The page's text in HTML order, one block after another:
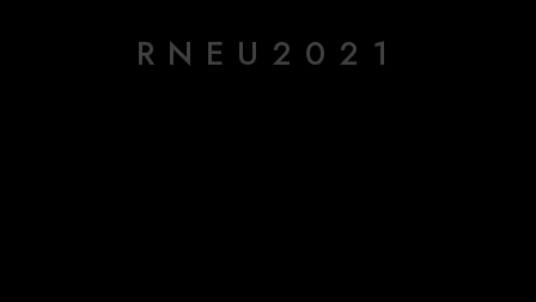
RNEU2021